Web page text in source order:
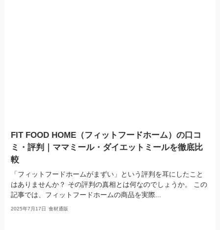
FIT FOOD HOME（フィットフードホーム）の口コ
ミ・評判｜ママミール・ダイエットミールを徹底比
較
「フィットフードホームがまずい」という評判を耳にしたこと
はありませんか？ その評判の真相とは何なのでしょうか。 この
記事では、フィットフードホームの商品を実際...
2025年7月17日 食材通販